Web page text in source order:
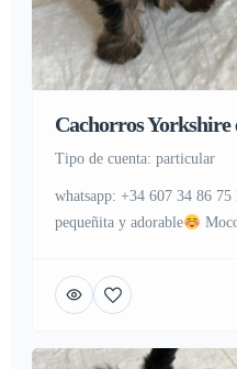
Cachorros Yorkshire
tipo de cuenta: particular
whatsapp: +34 607 34 86
pequeñita y adorable
Al verla, no puedes evitar
los que vean a Moco se